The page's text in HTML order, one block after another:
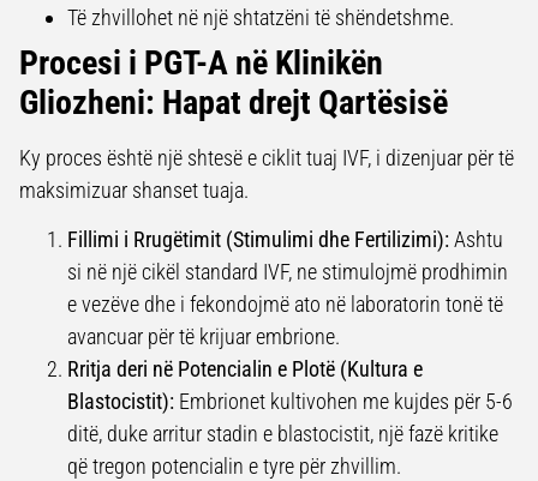
Të zhvillohet në një shtatzëni të shëndetshme.
Procesi i PGT-A në Klinikën
Gliozheni: Hapat drejt Qartësisë
Ky proces është një shtesë e ciklit tuaj IVF, i dizenjuar për të
maksimizuar shanset tuaja.
Fillimi i Rrugëtimit (Stimulimi dhe Fertilizimi):Ashtu
si në një cikël standard IVF, ne stimulojmë prodhimin
e vezëve dhe i fekondojmë ato në laboratorin tonë të
avancuar për të krijuar embrione.
Rritja deri në Potencialin e Plotë (Kultura e
Blastocistit): Embrionet kultivohen me kujdes për 5-6
ditë, duke arritur stadin e blastocistit, një fazë kritike
që tregon potencialin e tyre për zhvillim.